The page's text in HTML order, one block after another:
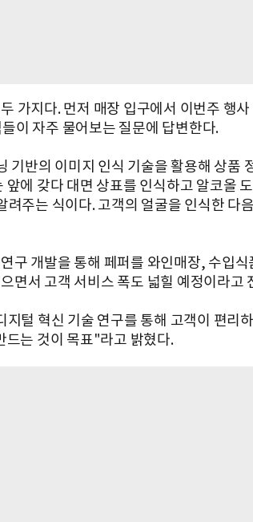
가지다. 먼저 매장 입구에서 이번주 행사
이 자주 물어보는 질문에 답변한다.
기반의 이미지 인식 기술을 활용해 상품
앞에 갖다 대면 상표를 인식하고 알코올
려주는 식이다. 고객의 얼굴을 인식한 다
구 개발을 통해 페퍼를 와인매장, 수입식
면서 고객 서비스 폭도 넓힐 예정이라고
털 혁신 기술 연구를 통해 고객이 편리하
드는 것이 목표"라고 밝혔다.